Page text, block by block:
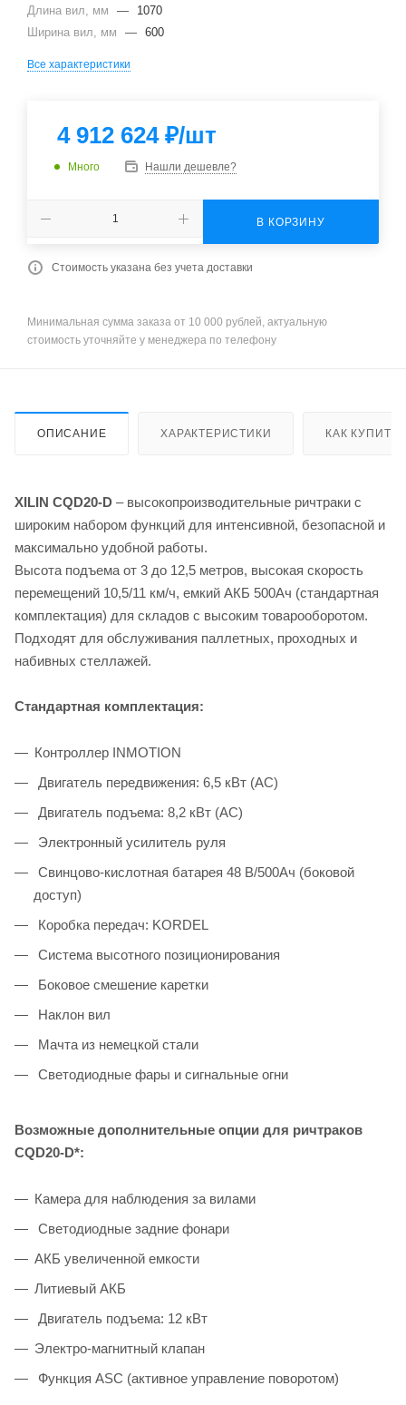
Длина вил, мм
—
1070
Ширина вил, мм
— 600
Все характеристики
4 912 624₽/шт
Много Нашли дешевле?
В КОРЗИНУ
Стоимость указана без учета доставки
Минимальная сумма заказа от 10 000 рублей, актуальную
стоимость уточняйте у менеджера по телефону
ОПИСАНИЕ ХАРАКТЕРИСТИКИ КАК КУПИТЬ
XILIN CQD20-D – высокопроизводительные ричтраки с
широким набором функций для интенсивной, безопасной и
максимально удобной работы.
Высота подъема от 3 до 12,5 метров, высокая скорость
перемещений 10,5/11 км/ч, емкий АКБ 500Ач (стандартная
комплектация) для складов с высоким товарооборотом.
Подходят для обслуживания паллетных, проходных и
набивных стеллажей.
Стандартная комплектация:
Контроллер INMOTION
Двигатель передвижения: 6,5 кВт (AC)
Двигатель подъема: 8,2 кВт (AC)
Электронный усилитель руля
Свинцово-кислотная батарея 48 В/500Ач (боковой
доступ)
Коробка передач: KORDEL
Система высотного позиционирования
Боковое смешение каретки
Наклон вил
Мачта из немецкой стали
Светодиодные фары и сигнальные огни
Возможные дополнительные опции для ричтраков
CQD20-D*:
Камера для наблюдения за вилами
Светодиодные задние фонари
АКБ увеличенной емкости
Литиевый АКБ
Двигатель подъема: 12 кВт
Электро-магнитный клапан
Функция ASC (активное управление поворотом)